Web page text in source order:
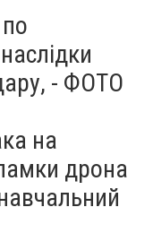
- ФОТО
на
дрона